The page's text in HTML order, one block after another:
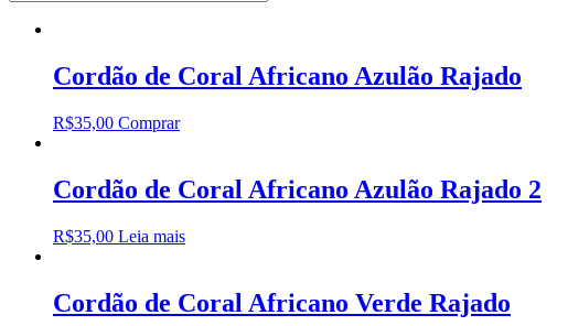
Cordão de Coral Africano Azulão Rajado
R$35,00 Comprar
Cordão de Coral Africano Azulão Rajado 2
R$35,00 Leia mais
Cordão de Coral Africano Verde Rajado